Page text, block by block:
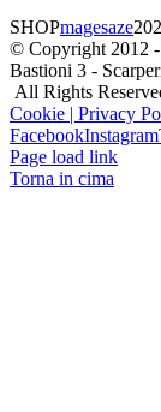
SHOPmagesaze
© Copyright 2012 -
Bastioni 3 -
All Rights
Cookie | Privacy
FacebookInstagram
Page load link
Torna in cima